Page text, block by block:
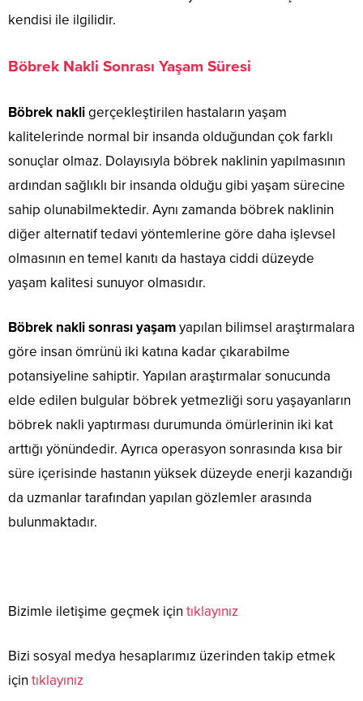
kendisi ile ilgilidir.
Böbrek Nakli Sonrası Yaşam Süresi
Böbrek nakligerçekleştirilen hastaların yaşam
kalitelerinde normal bir insanda olduğundan çok farklı
sonuçlar olmaz. Dolayısıyla böbrek naklinin yapılmasının
ardından sağlıklı bir insanda olduğu gibi yaşam sürecine
sahip olunabilmektedir. Aynı zamanda böbrek naklinin
diğer alternatif tedavi yöntemlerine göre daha işlevsel
olmasının en temel kanıtı da hastaya ciddi düzeyde
yaşam kalitesi sunuyor olmasıdır.
Böbrek nakli sonrası yaşamyapılan bilimsel araştırmalara
göre insan ömrünü iki katına kadar çıkarabilme
potansiyeline sahiptir. Yapılan araştırmalar sonucunda
elde edilen bulgular böbrek yetmezliği soru yaşayanların
böbrek nakli yaptırması durumunda ömürlerinin iki kat
arttığı yönündedir. Ayrıca operasyon sonrasında kısa bir
süre içerisinde hastanın yüksek düzeyde enerji kazandığı
da uzmanlar tarafından yapılan gözlemler arasında
bulunmaktadır.
Bizimle iletişime geçmek için tıklayınız
Bizi sosyal medya hesaplarımız üzerinden takip etmek
için tıklayınız